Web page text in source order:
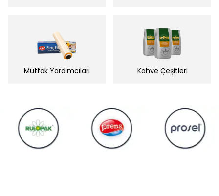
Mutfak Yardımcıları Kahve Çeşitleri